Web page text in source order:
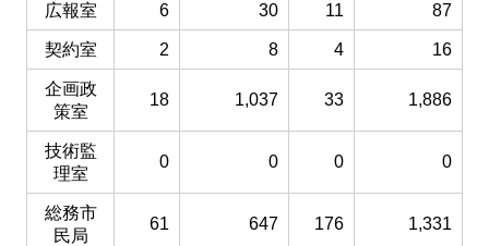
広報室 6 30 11 87
契約室 2 8 4 16
企画政
策室
18 1,037 33 1,886
技術監
理室
0 0 0 0
総務市
民局
61 647 176 1,331